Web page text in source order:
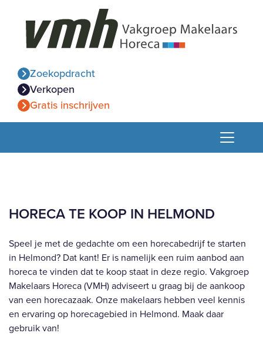
Zoekopdracht
Verkopen
Gratis inschrijven
HORECA TE KOOP IN HELMOND
Speel je met de gedachte om een horecabedrijf te starten
in Helmond? Dat kant! Er is namelijk een ruim aanbod aan
horeca te vinden dat te koop staat in deze regio. Vakgroep
Makelaars Horeca (VMH) adviseert u graag bij de aankoop
van een horecazaak. Onze makelaars hebben veel kennis
en ervaring op horecagebied in Helmond. Maak daar
gebruik van!